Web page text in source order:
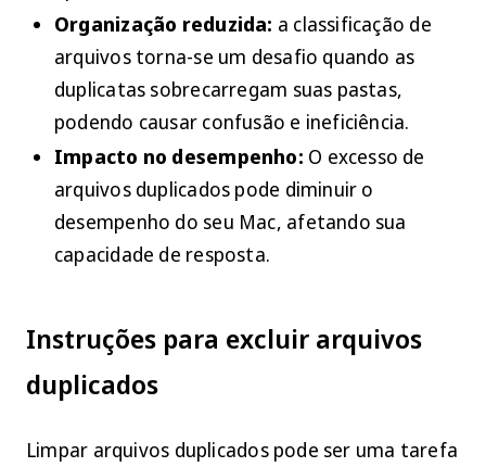
Organização reduzida: a classificação de
arquivos torna-se um desafio quando as
duplicatas sobrecarregam suas pastas,
podendo causar confusão e ineficiência.
Impacto no desempenho: O excesso de
arquivos duplicados pode diminuir o
desempenho do seu Mac, afetando sua
capacidade de resposta.
Instruções para excluir arquivos
duplicados
Limpar arquivos duplicados pode ser uma tarefa